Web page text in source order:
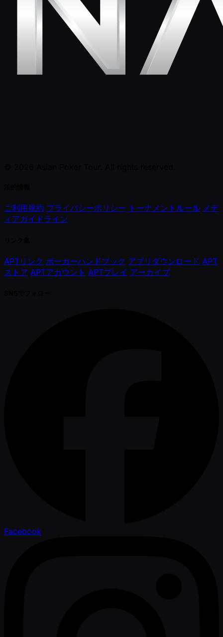
ご利用規約 プライバシーポリシー トーナメントルール メデ
ィアガイドライン
APTリンク ポーカーハンドブック アプリダウンロード APT
ストア APTアカウント APTプレイ アーカイブ
Facebook